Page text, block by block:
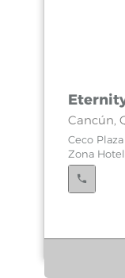
Cancún,
Ceco
Zona